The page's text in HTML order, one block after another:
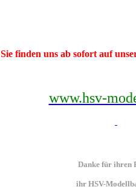
Sie finden uns ab sofort auf
www.hsv-
Danke für ihren
ihr HSV-